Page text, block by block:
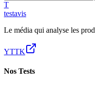
T
testavis
Le média qui analyse les
YTTK
Nos Tests